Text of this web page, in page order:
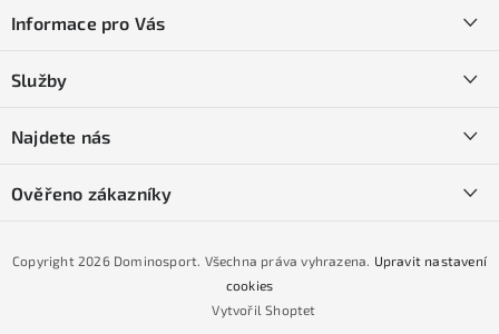
pInformace pro Vás
Obchodní podmínky
Podmínky GDPR
Podmínky nákupu na splátky ESSOX
Služby
Naše prodejna
Najdete nás
Ověřeno zákazníky
Vytvořil Shoptet
Copyright 2026 Dominosport. Všechna práva vyhrazena. Upravit nastavení
cookies